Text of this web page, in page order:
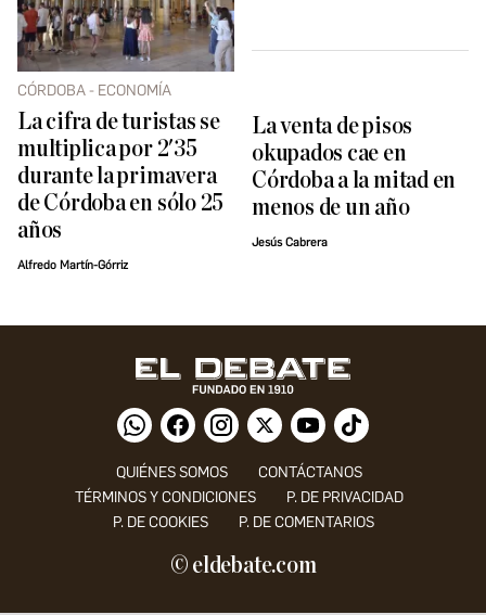
CÓRDOBA - ECONOMÍA
La cifra de turistas se
multiplica por 2'35
durante la primavera
de Córdoba en sólo 25
años
Alfredo Martín-Górriz
La venta de pisos
okupados cae en
Córdoba a la mitad en
menos de un año
Jesús Cabrera
QUIÉNES SOMOS
CONTÁCTANOS
TÉRMINOS Y CONDICIONES
P. DE PRIVACIDAD
P. DE COOKIES
P. DE COMENTARIOS
© eldebate.com